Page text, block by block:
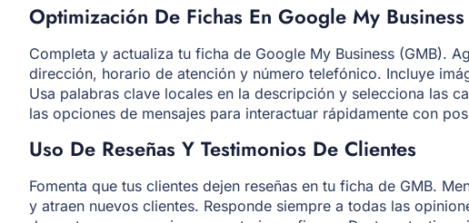
Optimización De Fichas En Google My Business
Completa y actualiza tu ficha de Google My Business (GMB).
dirección, horario de atención y número telefónico. Incluye
Usa palabras clave locales en la descripción y selecciona las
las opciones de mensajes para interactuar rápidamente con
Uso De Reseñas Y Testimonios De Clientes
Fomenta que tus clientes dejen reseñas en tu ficha de GMB.
y atraen nuevos clientes. Responde siempre a todas las